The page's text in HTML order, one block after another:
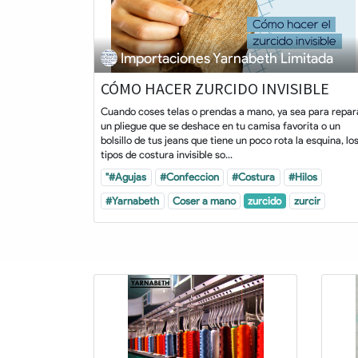
Importaciones Yarnabeth Limitada
CÓMO HACER ZURCIDO INVISIBLE
Cuando coses telas o prendas a mano, ya sea para
un pliegue que se deshace en tu camisa favorita o un
bolsillo de tus jeans que tiene un poco rota la esquina, los
tipos de costura invisible so...
"#Agujas #Confeccion #Costura
#Hilos
#Yarnabeth
Coser a mano zurcido zurcir